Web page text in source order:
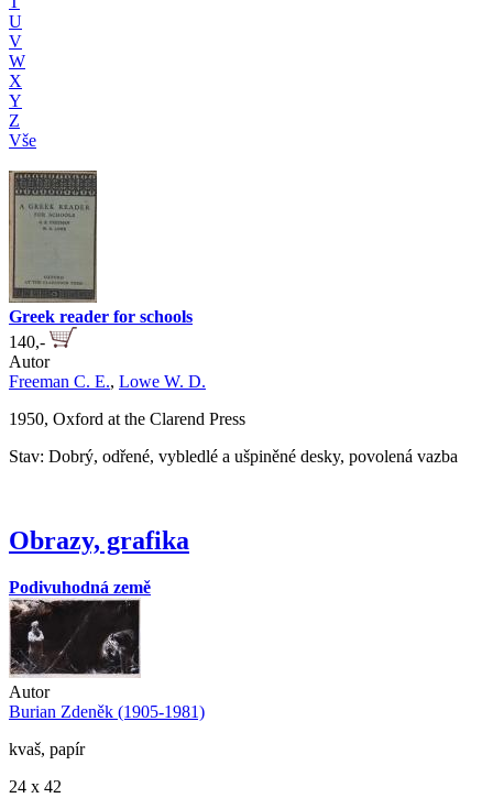
U
V
W
X
Y
Z
Vše
Greek reader for schools
140,-
Autor
Freeman C. E., Lowe W. D.
1950, Oxford at the Clarend Press
Stav: Dobrý, odřené, vybledlé a ušpiněné desky, povolená vazba
Obrazy, grafika
Podivuhodná země
Autor
Burian Zdeněk (1905-1981)
kvaš, papír
24 x 42